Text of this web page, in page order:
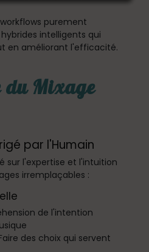
purement
intelligents qui
en améliorant l'efficacité.
du Mixage
par l'Humain
sur l'expertise et l'intuition
irremplaçables :
de l'intention
des choix qui servent